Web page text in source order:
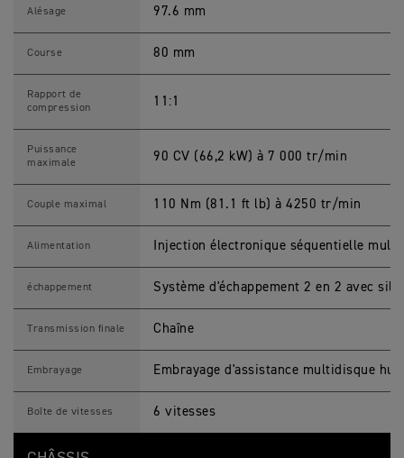
a
r
i
e
o
s
Alésage 97.6 mm
Course 80 mm
Rapport de
compression
11:1
Puissance
maximale
90 CV (66,2 kW) à 7 000 tr/min
Couple maximal 110 Nm (81.1 ft lb) à 4250 tr/min
Alimentation Injection électronique séquentielle
échappement Système d'échappement 2 en 2 avec
Transmission finale Chaîne
Embrayage Embrayage d'assistance multidisque
Boîte de vitesses 6 vitesses